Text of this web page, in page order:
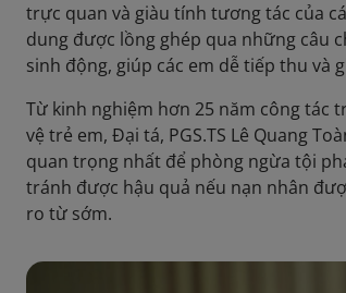
trực quan và giàu tính tương tác của
dung được lồng ghép qua những câu
sinh động, giúp các em dễ tiếp thu và
Từ kinh nghiệm hơn 25 năm công tác
vệ trẻ em, Đại tá, PGS.TS Lê Quang
quan trọng nhất để phòng ngừa tội
tránh được hậu quả nếu nạn nhân
ro từ sớm.